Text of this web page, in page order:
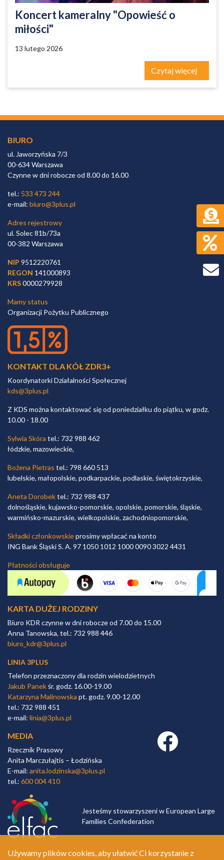
Koncert kameralny "Opowieść o
miłości"
13 lutego 2026
Czytaj więcej
BIURO
ul. Jaworzyńska 7/3
00-634 Warszawa
Czynne w dni robocze od 8.00 do 16.00
tel.: 533 473 244
e-mail: biuro@3plus.pl
Adres rejestrowy
ul. Solec 81b/73a
00-382 Warszawa
NIP 9512220761
REGON 141000893
KRS0000279928
Mamy status
Organizacji Pożytku Publicznego
KONTAKT DLA KÓŁ ZDR3+
Koordynatorki Działalności Społecznej
kds@3plus.pl
Z KDS można kontaktować się od poniedziałku do piątku, w godz.
10.00 - 18.00
Sylwia Skóra tel.: 732 988 462
łódzkie, mazowieckie,
Bożena Pietras tel.: 798 660 513
lubelskie, małopolskie, podkarpackie, podlaskie, świętokrzyskie,
Aneta Dorobektel.: 732 988 437
dolnośląskie, kujawsko-pomorskie, opolskie, pomorskie, śląskie,
warmińsko-mazurskie, wielkopolskie, zachodniopomorskie,
Składki członkowskieprosimy wpłacać na konto
ING Bank Śląski S. A. 97 1050 1012 1000 0090 3022 4431
Płatności obsługuje
KARTA DUŻEJ RODZINY
Biuro KDR czynne w dni robocze od 7.00 do 15.00
Anna Tanowska, tel.: 732 988 446
biuro_kdr@3plus.pl
LINIA 3PLUS
Telefon przeznaczony dla rodzin wielodzietnych
Jakub Panekśr. godz. 16.00-19.00
Katarzyna Malinowska pt. godz. 9.00-12.00
tel.: 732 988 451
e-mail: linia@3plus.pl
MEDIA
Rzecznik Prasowy
Anita Marczułajtis – Łodzińska
E-mail: anita.lodzinska@3plus.pl
tel.: 600 004 410
Facebook link
Jesteśmy stowarzyszeni w European Large
Families Confederation
Używamy plików cookies, aby ułatwić Ci korzystanie z